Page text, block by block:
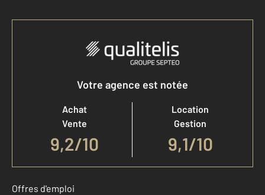
Votre agence est notée
Achat
Vente
9,2/10
Location
Gestion
9,1/10
Offres d'emploi